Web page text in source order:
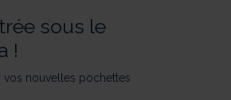
sous le
!
vos nouvelles pochettes